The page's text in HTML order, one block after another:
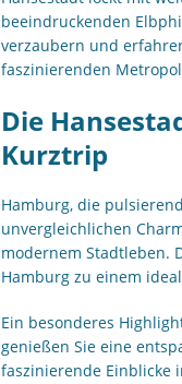
beeindruckenden
verzaubern und
faszinierenden
Die
Kurztrip
Hamburg, die
unvergleichlichen
modernem Stadtleben.
Hamburg zu einem
Ein besonderes
genießen Sie eine
faszinierende Einblicke